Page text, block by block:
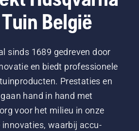
België
sinds 1689 gedreven door
en biedt professionele
Prestaties en
hand in hand met
voor het milieu in onze
innovaties, waarbij accu-